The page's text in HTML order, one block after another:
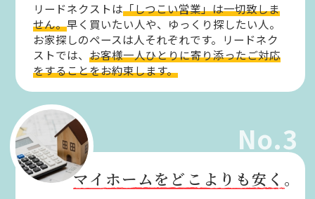
リードネクストは「しつこい営業」は一切致しま
せん。早く買いたい人や、ゆっくり探したい人。
お家探しのペースは人それぞれです。リードネク
ストでは、お客様一人ひとりに寄り添ったご対応
をすることをお約束します。
No.3
マイホームをどこよりも安く。